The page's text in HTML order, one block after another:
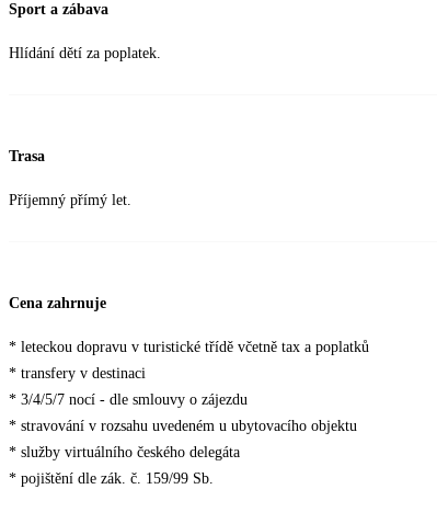
Sport a zábava
Hlídání dětí za poplatek.
Trasa
Příjemný přímý let.
Cena zahrnuje
* leteckou dopravu v turistické třídě včetně tax a poplatků
* transfery v destinaci
* 3/4/5/7 nocí - dle smlouvy o zájezdu
* stravování v rozsahu uvedeném u ubytovacího objektu
* služby virtuálního českého delegáta
* pojištění dle zák. č. 159/99 Sb.